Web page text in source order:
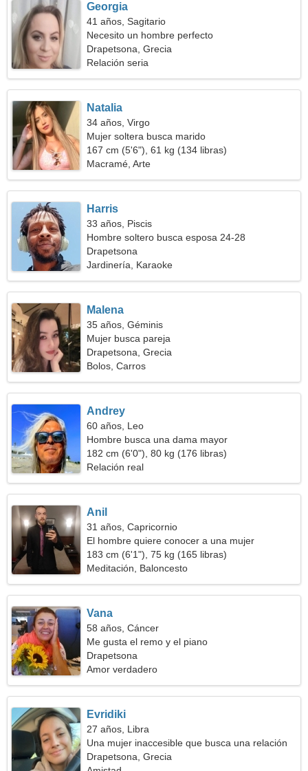
Georgia
41 años, Sagitario
Necesito un hombre perfecto
Drapetsona, Grecia
Relación seria
Natalia
34 años, Virgo
Mujer soltera busca marido
167 cm (5'6"), 61 kg (134 libras)
Macramé, Arte
Harris
33 años, Piscis
Hombre soltero busca esposa 24-28
Drapetsona
Jardinería, Karaoke
Malena
35 años, Géminis
Mujer busca pareja
Drapetsona, Grecia
Bolos, Carros
Andrey
60 años, Leo
Hombre busca una dama mayor
182 cm (6'0"), 80 kg (176 libras)
Relación real
Anil
31 años, Capricornio
El hombre quiere conocer a una mujer
183 cm (6'1"), 75 kg (165 libras)
Meditación, Baloncesto
Vana
58 años, Cáncer
Me gusta el remo y el piano
Drapetsona
Amor verdadero
Evridiki
27 años, Libra
Una mujer inaccesible que busca una relación
real
Drapetsona, Grecia